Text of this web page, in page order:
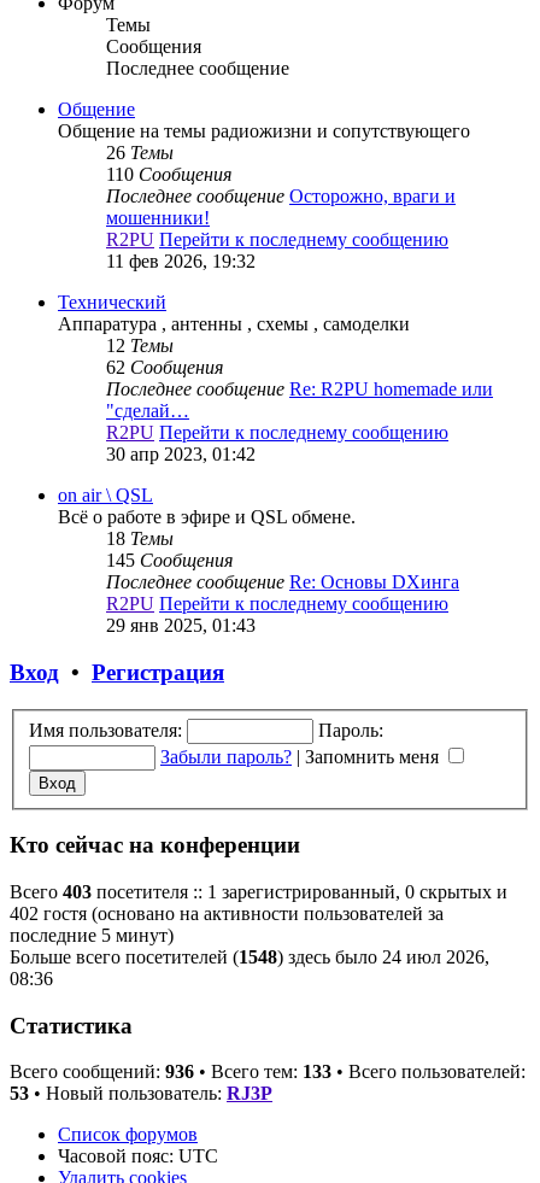
Темы
Сообщения
Последнее сообщение
Общение
Общение на темы радиожизни и сопутствующего
26 Темы
110 Сообщения
Последнее сообщение Осторожно, враги и
мошенники!
R2PU Перейти к последнему сообщению
11 фев 2026, 19:32
Технический
Аппаратура , антенны , схемы , самоделки
12 Темы
62 Сообщения
Последнее сообщение Re: R2PU homemade или
"сделай…
R2PU Перейти к последнему сообщению
30 апр 2023, 01:42
on air \ QSL
Всё о работе в эфире и QSL обмене.
18 Темы
145 Сообщения
Последнее сообщение Re: Основы DXинга
R2PU Перейти к последнему сообщению
29 янв 2025, 01:43
Вход • Регистрация
Имя пользователя:
Пароль:
Забыли пароль? | Запомнить меня
Кто сейчас на конференции
Всего 403 посетителя :: 1 зарегистрированный, 0 скрытых и
402 гостя (основано на активности пользователей за
последние 5 минут)
Больше всего посетителей (1548) здесь было 24 июл 2026,
08:36
Статистика
Всего сообщений: 936 • Всего тем: 133 • Всего пользователей:
53 • Новый пользователь: RJ3P
Список форумов
Часовой пояс: UTC
Удалить cookies